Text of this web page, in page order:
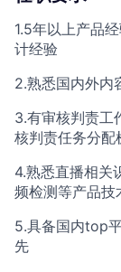
1.5年以上产品
计经验
2.熟悉国内外内
3.有审核判责工
核判责任务分配
4.熟悉直播相关
频检测等产品技
5.具备国内top
先